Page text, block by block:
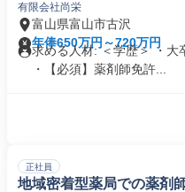
有限会社尚栄
富山県富山市古沢
年俸650万円～720万円
求める人材: ＜学歴＞ ・大
・【必須】薬剤師免許...
正社員
地域密着型薬局での薬剤